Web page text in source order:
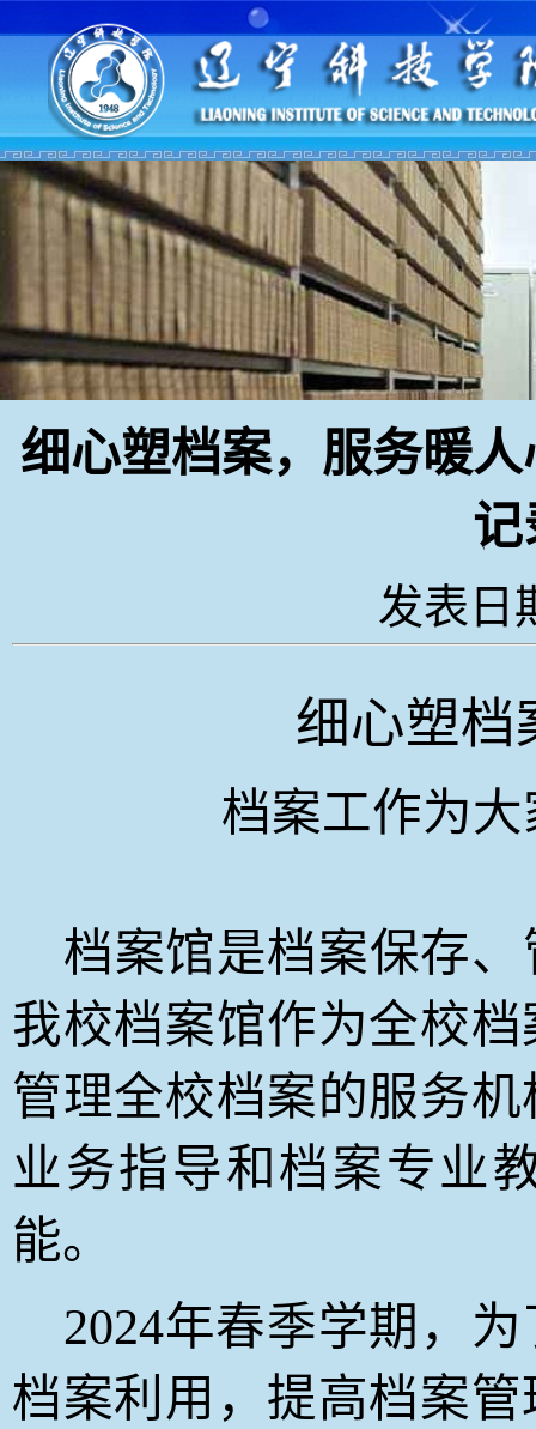
细心塑档案，服务暖
记
发表日
细心塑档
档案工作为
档案馆是档案保存
我校档案馆作为全校
管理全校档案的服务
业务指导和档案专业
能。
2024年春季学期，
档案利用，提高档案